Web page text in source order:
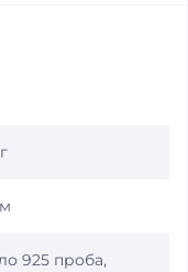
925 проба,